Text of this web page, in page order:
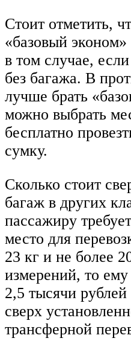
Стоит отметить,
«базовый
в том случае,
без багажа. В
лучше брать
можно выбрать
бесплатно
сумку.
Сколько стоит
багаж в других
пассажиру
место для
23 кг и не более
измерений, то ему
2,5 тысячи
сверх
трансферной